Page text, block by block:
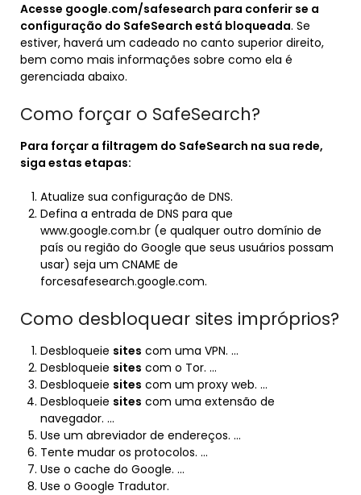
Acesse google.com/safesearch para conferir se a
configuração do SafeSearch está bloqueada. Se
estiver, haverá um cadeado no canto superior direito,
bem como mais informações sobre como ela é
gerenciada abaixo.
Como forçar o SafeSearch?
Para forçar a filtragem do SafeSearch na sua rede,
siga estas etapas:
Atualize sua configuração de DNS.
Defina a entrada de DNS para que
www.google.com.br (e qualquer outro domínio de
país ou região do Google que seus usuários possam
usar) seja um CNAME de
forcesafesearch.google.com.
Como desbloquear sites impróprios?
Desbloqueie sites com uma VPN. …
Desbloqueie sites com o Tor. …
Desbloqueie sites com um proxy web. …
Desbloqueie sites com uma extensão de
navegador. …
Use um abreviador de endereços. …
Tente mudar os protocolos. …
Use o cache do Google. …
Use o Google Tradutor.